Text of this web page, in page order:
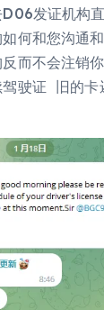
发证机构直
何和您沟通
而不会注销
驶证 旧的卡